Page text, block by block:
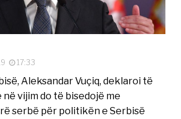
17:33
Aleksandar Vuçiq, deklaroi të
vijim do të bisedojë me
serbë për politikën e Serbisë